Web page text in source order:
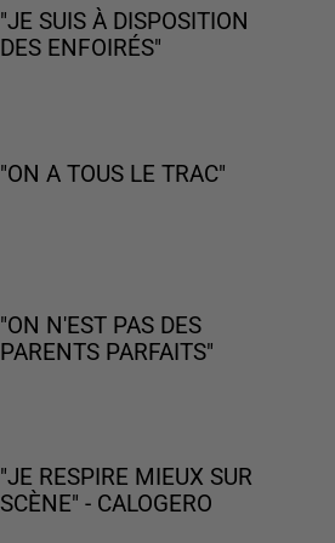
"JE SUIS À DISPOSITION
DES ENFOIRÉS"
"ON A TOUS LE TRAC"
"ON N'EST PAS DES
PARENTS PARFAITS"
"JE RESPIRE MIEUX SUR
SCÈNE" - CALOGERO